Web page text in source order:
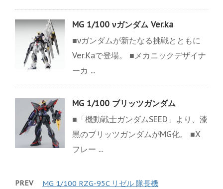
MG 1/100 νガンダム Ver.ka
■νガンダムが新たなる挑戦とともに
Ver.Kaで登場。 ■メカニックデザイナ
ーカ ...
MG 1/100 ブリッツガンダム
■「機動戦士ガンダムSEED」より、漆
黒のブリッツガンダムがMG化。 ■X
フレー ...
PREV MG 1/100 RZG-95C リゼル 隊長機